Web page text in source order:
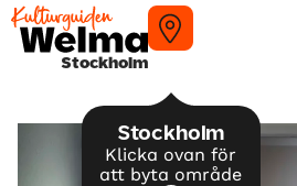
Stockholm
Stockholm
Klicka ovan för
att byta område